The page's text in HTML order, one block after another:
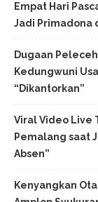
Empat Hari
Jadi Primadona
Dugaan
Kedungwuni
“Dikantorkan”
Viral Video Live
Pemalang saat
Absen”
Kenyangkan